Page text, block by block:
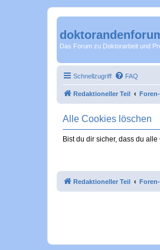
Das Forum zu Doktorarbeit und
Schnellzugriff FAQ
Redaktioneller Teil
Alle Cookies löschen
Bist du dir sicher, dass du
Redaktioneller Teil